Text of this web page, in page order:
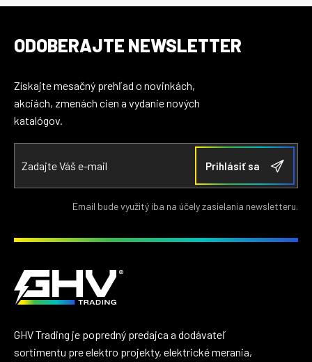
ODOBERAJTE NEWSLETTER
Získajte mesačný prehľad o novinkách,
akciách, zmenách cien a vydanie nových
katalógov.
Email bude využitý iba na účely zasielania newsletteru.
GHV Trading je popredný predajca a dodávateľ
sortimentu pre elektro projekty, elektrické merania,